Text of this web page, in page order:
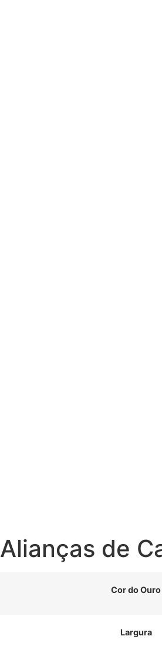
Alianças de
Cor do Ouro
Largura